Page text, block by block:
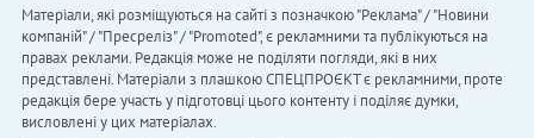
Матеріали, які розміщуються на сайті з позначкою "Реклама" / "Новини
компаній" / "Пресреліз" / "Promoted", є рекламними та публікуються на
правах реклами. Редакція може не поділяти погляди, які в них
представлені. Матеріали з плашкою СПЕЦПРОЄКТ є рекламними, проте
редакція бере участь у підготовці цього контенту і поділяє думки,
висловлені у цих матеріалах.